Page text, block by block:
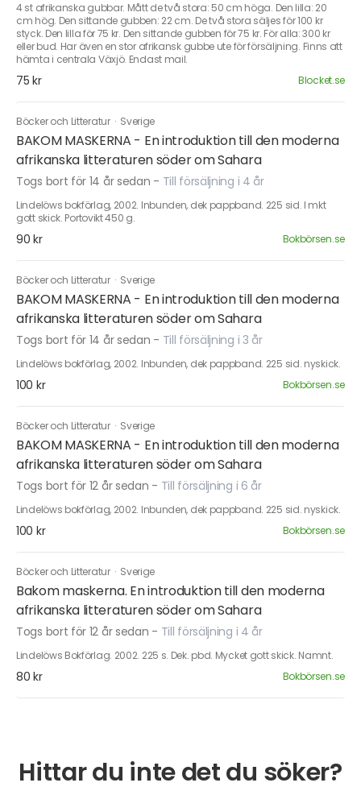
4 st afrikanska gubbar. Mått de två stora: 50 cm höga. Den lilla: 20
cm hög. Den sittande gubben: 22 cm. De två stora säljes för 100 kr
styck. Den lilla för 75 kr. Den sittande gubben för 75 kr. För alla: 300 kr
eller bud. Har även en stor afrikansk gubbe ute för försäljning. Finns att
hämta i centrala Växjö. Endast mail.
75 kr Blocket.se
Böcker och Litteratur · Sverige
BAKOM MASKERNA - En introduktion till den moderna
afrikanska litteraturen söder om Sahara
Togs bort för 14 år sedan - Till försäljning i 4 år
Lindelöws bokförlag, 2002. Inbunden, dek pappband. 225 sid. I mkt
gott skick. Portovikt 450 g.
90 kr Bokbörsen.se
Böcker och Litteratur · Sverige
BAKOM MASKERNA - En introduktion till den moderna
afrikanska litteraturen söder om Sahara
Togs bort för 14 år sedan - Till försäljning i 3 år
Lindelöws bokförlag, 2002. Inbunden, dek pappband. 225 sid. nyskick.
100 kr Bokbörsen.se
Böcker och Litteratur · Sverige
BAKOM MASKERNA - En introduktion till den moderna
afrikanska litteraturen söder om Sahara
Togs bort för 12 år sedan - Till försäljning i 6 år
Lindelöws bokförlag, 2002. Inbunden, dek pappband. 225 sid. nyskick.
100 kr Bokbörsen.se
Böcker och Litteratur · Sverige
Bakom maskerna. En introduktion till den moderna
afrikanska litteraturen söder om Sahara
Togs bort för 12 år sedan - Till försäljning i 4 år
Lindelöws Bokförlag. 2002. 225 s. Dek. pbd. Mycket gott skick. Namnt.
80 kr Bokbörsen.se
Hittar du inte det du söker?